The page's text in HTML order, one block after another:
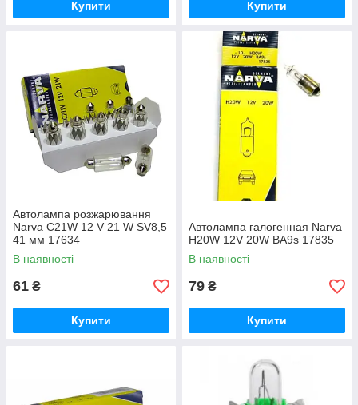
Купити Купити
Автолампа розжарювання
Narva C21W 12 V 21 W SV8,5
41 мм 17634
В наявності
61 ₴
Купити
Автолампа галогенная Narva
H20W 12V 20W BA9s 17835
В наявності
79 ₴
Купити